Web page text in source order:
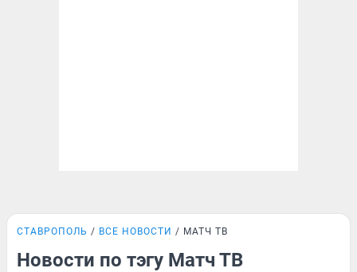
СТАВРОПОЛЬ ВСЕ НОВОСТИ МАТЧ ТВ
Новости по тэгу Матч ТВ